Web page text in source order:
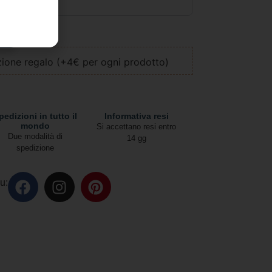
regalo (+4€ per ogni prodotto)
in tutto il
mondo
Due modalità di
spedizione
Informativa resi
Si accettano resi entro
14 gg